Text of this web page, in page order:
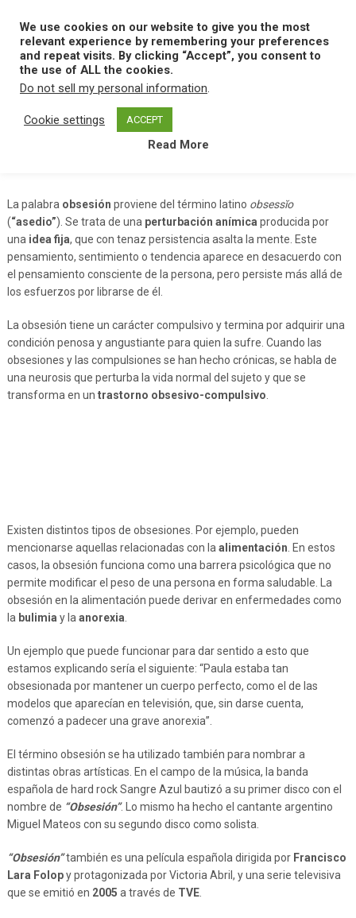
content
MENU
Home O Obsesion
La palabra obsesión proviene del término latino obsessĭo
(“asedio”). Se trata de una perturbación anímica producida por
una idea fija, que con tenaz persistencia asalta la mente. Este
pensamiento, sentimiento o tendencia aparece en desacuerdo con
el pensamiento consciente de la persona, pero persiste más allá de
los esfuerzos por librarse de él.
La obsesión tiene un carácter compulsivo y termina por adquirir una
condición penosa y angustiante para quien la sufre. Cuando las
obsesiones y las compulsiones se han hecho crónicas, se habla de
una neurosis que perturba la vida normal del sujeto y que se
transforma en un trastorno obsesivo-compulsivo
Existen distintos tipos de obsesiones. Por ejemplo, pueden
mencionarse aquellas relacionadas con la alimentación . En estos
casos, la obsesión funciona como una barrera psicológica que no
permite modificar el peso de una persona en forma saludable. La
obsesión en la alimentación puede derivar en enfermedades como
la bulimia y la anorexia
Un ejemplo que puede funcionar para dar sentido a esto que
estamos explicando sería el siguiente: “Paula estaba tan
obsesionada por mantener un cuerpo perfecto, como el de las
modelos que aparecían en televisión, que, sin darse cuenta,
comenzó a padecer una grave anorexia”.
El término obsesión se ha utilizado también para nombrar a
distintas obras artísticas. En el campo de la música, la banda
española de hard rock Sangre Azul bautizó a su primer disco con el
nombre de “Obsesión”. Lo mismo ha hecho el cantante argentino
Miguel Mateos con su segundo disco como solista.
“Obsesión”también es una película española dirigida por Francisco
Lara Folopy protagonizada por Victoria Abril, y una serie televisiva
que se emitió en 2005 a través de TVE.
We use cookies on our website to give you the most
relevant experience by remembering your preferences
and repeat visits. By clicking “Accept”, you consent to
the use of ALL the cookies.
Do not sell my personal information.
Cookie settings ACCEPT
Read More